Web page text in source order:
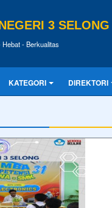
3 SELONG
Hebat - Berkualitas
KATEGORI DIREKTORI